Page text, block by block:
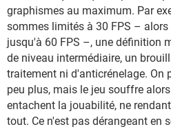
graphismes au maximum. Par
sommes limités à 30 FPS –
jusqu'à 60 FPS –, une définition
de niveau intermédiaire, un
traitement ni d'anticrénelage. On
peu plus, mais le jeu souffre
entachent la jouabilité, ne
tout. Ce n'est pas dérangeant en